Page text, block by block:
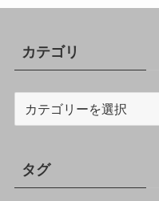
カテゴリ
タグ